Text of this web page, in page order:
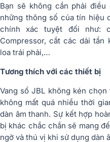
Bạn sẽ không cần phải
những thông số của tín hiệu
chính xác tuyệt đối như:
Compressor, cắt các dải tần
loa trái phải,…
Tương thích với các thiết bị
Vang số JBL không kén
không mất quá nhiều thời
dàn âm thanh. Sự kết hợp
bị khác chắc chắn sẽ mang
ngờ và thú vị khi sử dụng dàn